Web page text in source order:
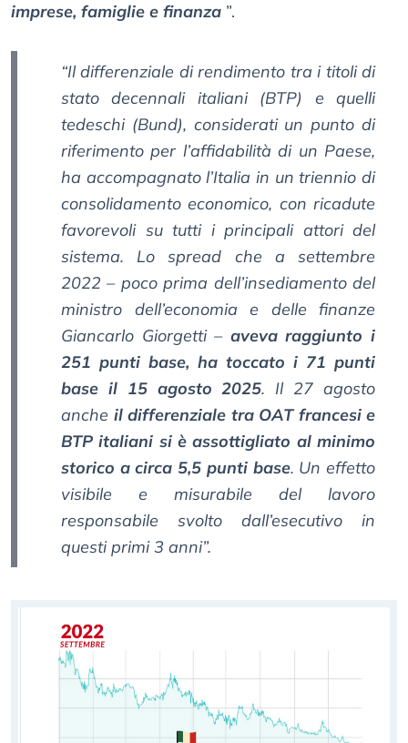
imprese, famiglie e finanza ”.
“Il differenziale di rendimento tra i titoli di
stato decennali italiani (BTP) e quelli
tedeschi (Bund), considerati un punto di
riferimento per l’affidabilità di un Paese,
ha accompagnato l’Italia in un triennio di
consolidamento economico, con ricadute
favorevoli su tutti i principali attori del
sistema. Lo spread che a settembre
2022 – poco prima dell’insediamento del
ministro dell’economia e delle finanze
Giancarlo Giorgetti – aveva raggiunto i
251 punti base, ha toccato i 71 punti
base il 15 agosto 2025. Il 27 agosto
anche il differenziale tra OAT francesi e
BTP italiani si è assottigliato al minimo
storico a circa 5,5 punti base. Un effetto
visibile e misurabile del lavoro
responsabile svolto dall’esecutivo in
questi primi 3 anni”.